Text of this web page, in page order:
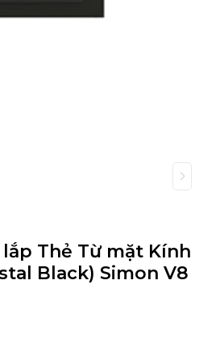
Thẻ Từ mặt Kính
Black) Simon V8